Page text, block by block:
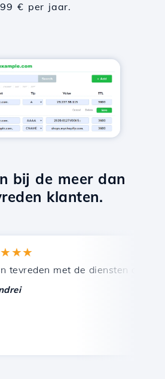
€ per jaar.
bij de meer dan
klanten.
ondersteuning.
met de diensten die door